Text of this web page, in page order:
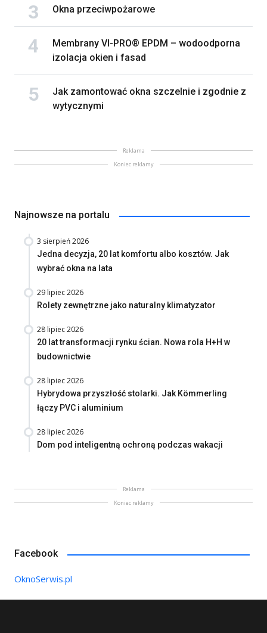
Okna przeciwpożarowe
Membrany VI-PRO® EPDM – wodoodporna
izolacja okien i fasad
Jak zamontować okna szczelnie i zgodnie z
wytycznymi
Reklama
Koniec reklamy
Najnowsze na portalu
3 sierpień 2026
Jedna decyzja, 20 lat komfortu albo kosztów. Jak
wybrać okna na lata
29 lipiec 2026
Rolety zewnętrzne jako naturalny klimatyzator
28 lipiec 2026
20 lat transformacji rynku ścian. Nowa rola H+H w
budownictwie
28 lipiec 2026
Hybrydowa przyszłość stolarki. Jak Kömmerling
łączy PVC i aluminium
28 lipiec 2026
Dom pod inteligentną ochroną podczas wakacji
Reklama
Koniec reklamy
Facebook
OknoSerwis.pl